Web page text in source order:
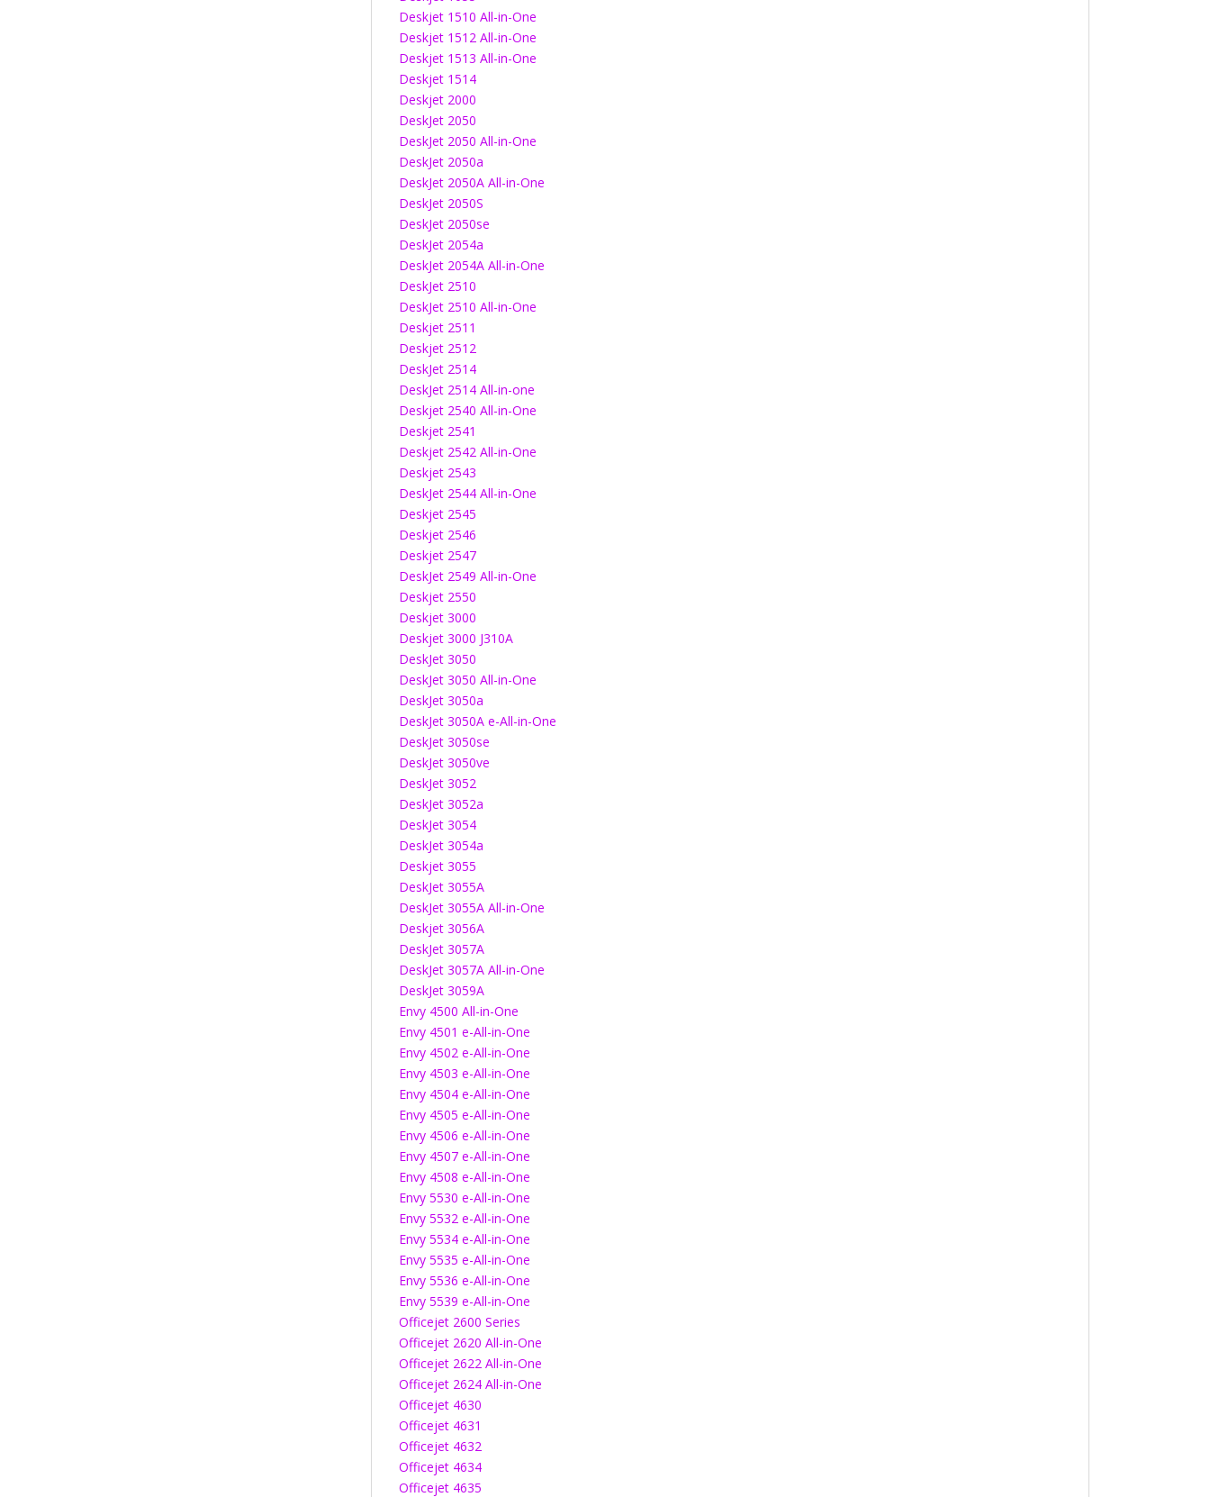
Deskjet 1510 All-in-One
Deskjet 1512 All-in-One
Deskjet 1513 All-in-One
Deskjet 1514
Deskjet 2000
DeskJet 2050
DeskJet 2050 All-in-One
DeskJet 2050a
DeskJet 2050A All-in-One
DeskJet 2050S
DeskJet 2050se
DeskJet 2054a
DeskJet 2054A All-in-One
DeskJet 2510
DeskJet 2510 All-in-One
Deskjet 2511
Deskjet 2512
DeskJet 2514
DeskJet 2514 All-in-one
Deskjet 2540 All-in-One
Deskjet 2541
Deskjet 2542 All-in-One
Deskjet 2543
DeskJet 2544 All-in-One
Deskjet 2545
Deskjet 2546
Deskjet 2547
DeskJet 2549 All-in-One
Deskjet 2550
Deskjet 3000
Deskjet 3000 J310A
DeskJet 3050
DeskJet 3050 All-in-One
DeskJet 3050a
DeskJet 3050A e-All-in-One
DeskJet 3050se
DeskJet 3050ve
DeskJet 3052
DeskJet 3052a
DeskJet 3054
DeskJet 3054a
Deskjet 3055
DeskJet 3055A
DeskJet 3055A All-in-One
Deskjet 3056A
DeskJet 3057A
DeskJet 3057A All-in-One
DeskJet 3059A
Envy 4500 All-in-One
Envy 4501 e-All-in-One
Envy 4502 e-All-in-One
Envy 4503 e-All-in-One
Envy 4504 e-All-in-One
Envy 4505 e-All-in-One
Envy 4506 e-All-in-One
Envy 4507 e-All-in-One
Envy 4508 e-All-in-One
Envy 5530 e-All-in-One
Envy 5532 e-All-in-One
Envy 5534 e-All-in-One
Envy 5535 e-All-in-One
Envy 5536 e-All-in-One
Envy 5539 e-All-in-One
Officejet 2600 Series
Officejet 2620 All-in-One
Officejet 2622 All-in-One
Officejet 2624 All-in-One
Officejet 4630
Officejet 4631
Officejet 4632
Officejet 4634
Officejet 4635